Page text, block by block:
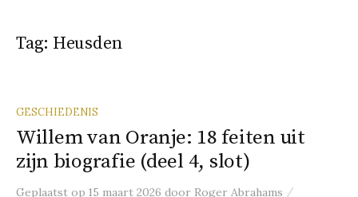
Tag: Heusden
GESCHIEDENIS
Willem van Oranje: 18 feiten uit
zijn biografie (deel 4, slot)
Geplaatst op 15 maart 2026 door Roger Abrahams /